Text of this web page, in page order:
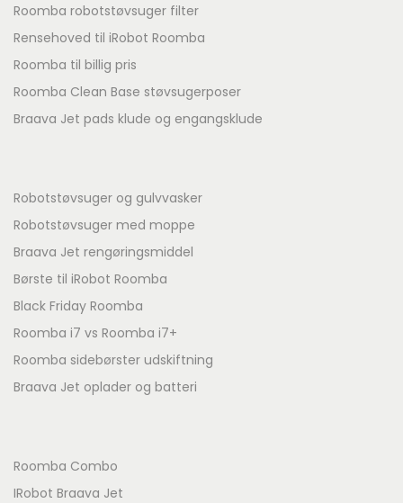
Roomba robotstøvsuger filter
Rensehoved til iRobot Roomba
Roomba til billig pris
Roomba Clean Base støvsugerposer
Braava Jet pads klude og engangsklude
Robotstøvsuger og gulvvasker
Robotstøvsuger med moppe
Braava Jet rengøringsmiddel
Børste til iRobot Roomba
Black Friday Roomba
Roomba i7 vs Roomba i7+
Roomba sidebørster udskiftning
Braava Jet oplader og batteri
Roomba Combo
IRobot Braava Jet